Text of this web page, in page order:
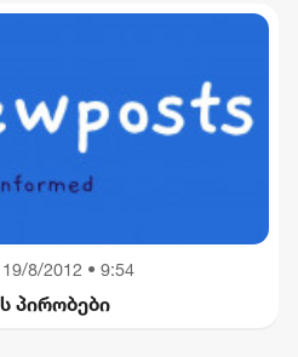
19/8/2012 • 9:54
პირობები